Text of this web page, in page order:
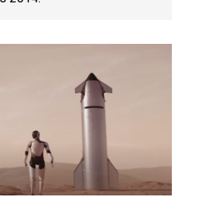
IA doit sortir des
: « On impose et copie
états-unien »
sur les machines à
et l’intelligence artificielle
blague du macronisme
spatial